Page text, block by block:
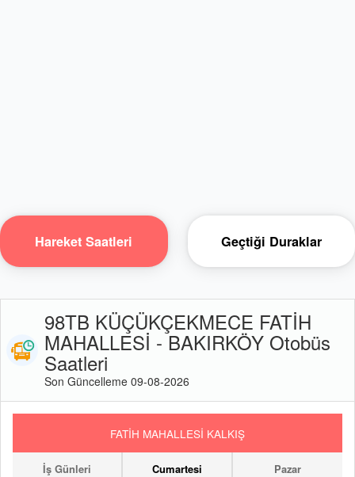
Hareket Saatleri Geçtiği Duraklar
98TB KÜÇÜKÇEKMECE FATİH
MAHALLESİ - BAKIRKÖY Otobüs
Saatleri
Son Güncelleme 09-08-2026
FATİH MAHALLESİ KALKIŞ
İş Günleri Cumartesi Pazar